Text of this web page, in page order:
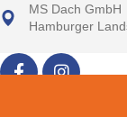
MS Dach GmbH
Hamburger